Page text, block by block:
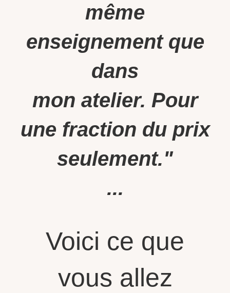
même
enseignement que
dans
mon atelier. Pour
une fraction du prix
seulement."
...
Voici ce que
vous allez